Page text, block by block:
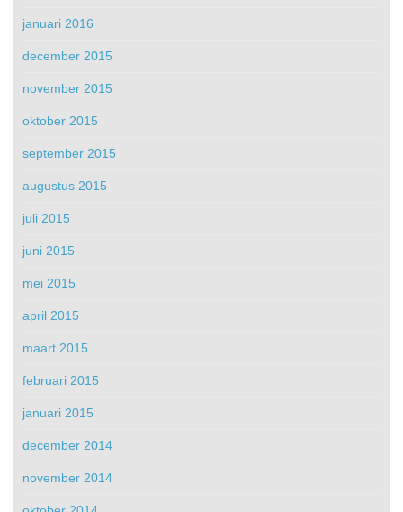
januari 2016
december 2015
november 2015
oktober 2015
september 2015
augustus 2015
juli 2015
juni 2015
mei 2015
april 2015
maart 2015
februari 2015
januari 2015
december 2014
november 2014